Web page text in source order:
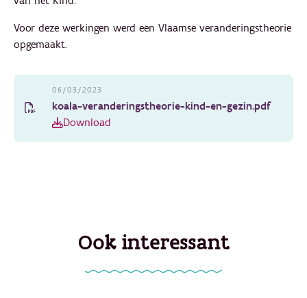
Voor deze werkingen werd een Vlaamse veranderingstheorie
opgemaakt.
06/03/2023
koala-veranderingstheorie-kind-en-gezin.pdf
Download
Ook interessant